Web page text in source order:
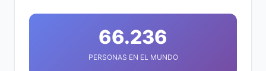
66.236
PERSONAS EN EL MUNDO